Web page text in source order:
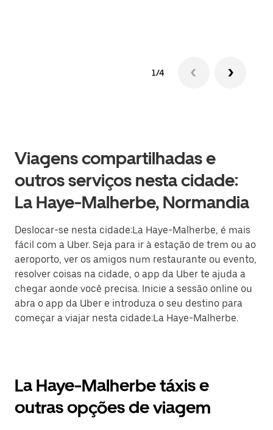
1/4
Viagens compartilhadas e
outros serviços nesta cidade:
La Haye-Malherbe, Normandia
Deslocar-se nesta cidade:La Haye-Malherbe, é mais
fácil com a Uber. Seja para ir à estação de trem ou ao
aeroporto, ver os amigos num restaurante ou evento,
resolver coisas na cidade, o app da Uber te ajuda a
chegar aonde você precisa. Inicie a sessão online ou
abra o app da Uber e introduza o seu destino para
começar a viajar nesta cidade:La Haye-Malherbe.
La Haye-Malherbe táxis e
outras opções de viagem